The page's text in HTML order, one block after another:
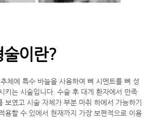
이란?
체에 특수 바늘을 사용하여 뼈 시멘트를 뼈 성
키는 시술입니다. 수술 후 대게 환자에서 만족
보였고 시술 자체가 부분 마취 하에서 가능하기
용할 수 있에서 현재까지 가장 보편적으로 이용